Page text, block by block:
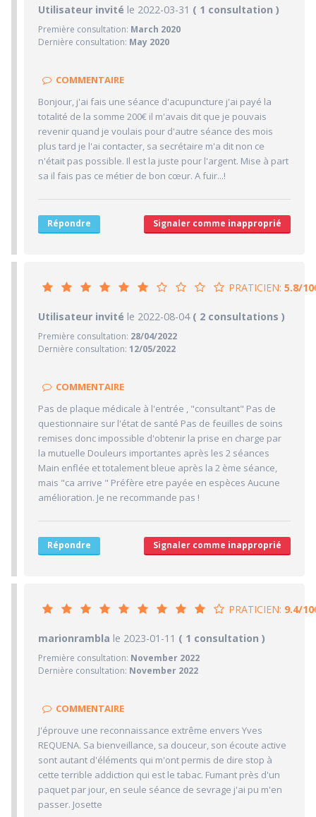
PRATICIEN1/10
1/10 Confiance accordée
1/10 Clarté des informations médicales délivrées
1/10 Ponctualité/Temps en salle d'attente/Retard
CABINET/LOCAUX1/10
1/10 Desserte par les transports en commun
1/10 Stationnements alentours
Utilisateur invité le 2022-03-31 ( 1 consultation )
Première consultation: March 2020
Dernière consultation: May 2020
COMMENTAIRE
Bonjour, j'ai fais une séance d'acupuncture j'ai payé la
totalité de la somme 200€ il m'avais dit que je pouvais
revenir quand je voulais pour d'autre séance des mois
plus tard je l'ai contacter, sa secrétaire m'a dit non ce
n'était pas possible. Il est la juste pour l'argent. Mise à part
sa il fais pas ce métier de bon cœur. A fuir...!
Répondre Signaler comme inapproprié
PRATICIEN: 5.8/10
PRATICIEN5.8/10
2/10 Confiance accordée
2/10 Clarté des informations médicales délivrées
10/10 Ponctualité/Temps en salle d'attente/Retard
CABINET/LOCAUX 6.7/10
10/10 Desserte par les transports en commun
5/10 Stationnements alentours
Utilisateur invité le 2022-08-04 ( 2 consultations )
Première consultation: 28/04/2022
Dernière consultation: 12/05/2022
COMMENTAIRE
Pas de plaque médicale à l'entrée , "consultant" Pas de
questionnaire sur l'état de santé Pas de feuilles de soins
remises donc impossible d'obtenir la prise en charge par
la mutuelle Douleurs importantes après les 2 séances
Main enflée et totalement bleue après la 2 ème séance,
mais "ca arrive " Préfère etre payée en espèces Aucune
amélioration. Je ne recommande pas !
Répondre Signaler comme inapproprié
PRATICIEN: 9.4/10
PRATICIEN9.4/10
10/10 Confiance accordée
9/10 Clarté des informations médicales délivrées
10/10 Ponctualité/Temps en salle d'attente/Retard
CABINET/LOCAUX9/10
10/10 Desserte par les transports en commun
8/10 Stationnements alentours
marionrambla le 2023-01-11 ( 1 consultation )
Première consultation: November 2022
Dernière consultation: November 2022
COMMENTAIRE
J'éprouve une reconnaissance extrême envers Yves
REQUENA. Sa bienveillance, sa douceur, son écoute active
sont autant d'éléments qui m'ont permis de dire stop à
cette terrible addiction qui est le tabac. Fumant près d'un
paquet par jour, en seule séance de sevrage j'ai pu m'en
passer. Josette